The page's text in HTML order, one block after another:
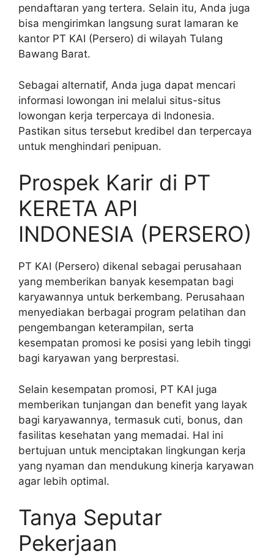
pendaftaran yang tertera. Selain itu, Anda juga
bisa mengirimkan langsung surat lamaran ke
kantor PT KAI (Persero) di wilayah Tulang
Bawang Barat.
Sebagai alternatif, Anda juga dapat mencari
informasi lowongan ini melalui situs-situs
lowongan kerja terpercaya di Indonesia.
Pastikan situs tersebut kredibel dan terpercaya
untuk menghindari penipuan.
Prospek Karir di PT
KERETA API
INDONESIA (PERSERO)
PT KAI (Persero) dikenal sebagai perusahaan
yang memberikan banyak kesempatan bagi
karyawannya untuk berkembang. Perusahaan
menyediakan berbagai program pelatihan dan
pengembangan keterampilan, serta
kesempatan promosi ke posisi yang lebih tinggi
bagi karyawan yang berprestasi.
Selain kesempatan promosi, PT KAI juga
memberikan tunjangan dan benefit yang layak
bagi karyawannya, termasuk cuti, bonus, dan
fasilitas kesehatan yang memadai. Hal ini
bertujuan untuk menciptakan lingkungan kerja
yang nyaman dan mendukung kinerja karyawan
agar lebih optimal.
Tanya Seputar
Pekerjaan